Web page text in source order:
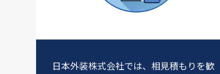
日本外装株式会社では、相見積もりを歓